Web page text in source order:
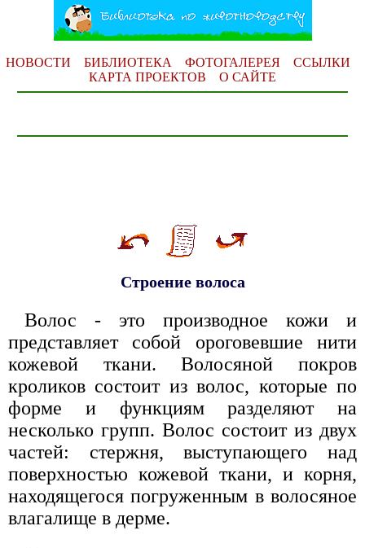
НОВОСТИ БИБЛИОТЕКА ФОТОГАЛЕРЕЯ
ССЫЛКИ
КАРТА ПРОЕКТОВ
О САЙТЕ
Строение волоса
Волос - это производное кожи и
представляет собой ороговевшие нити
кожевой ткани. Волосяной покров
кроликов состоит из волос, которые по
форме и функциям разделяют на
несколько групп. Волос состоит из двух
частей: стержня, выступающего над
поверхностью кожевой ткани, и корня,
находящегося погруженным в волосяное
влагалище в дерме.